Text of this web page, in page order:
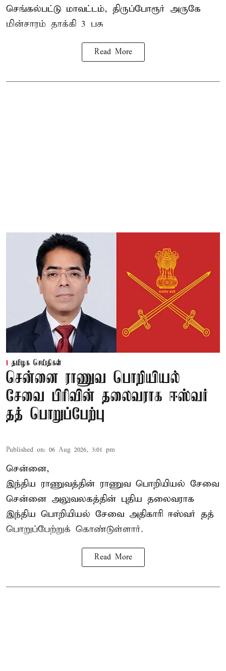
செங்கல்பட்டு மாவட்டம், திருப்போரூர் அருகே
மின்சாரம் தாக்கி 3 பசு
Read More
தமிழக செய்திகள்
சென்னை ராணுவ பொறியியல்
சேவை பிரிவின் தலைவராக ஈஸ்வர்
தத் பொறுப்பேற்பு
Published on: 06 Aug 2026, 3:01 pm
சென்னை,
இந்திய ராணுவத்தின் ராணுவ பொறியியல் சேவை
சென்னை அலுவலகத்தின் புதிய தலைவராக
இந்திய பொறியியல் சேவை அதிகாரி ஈஸ்வர் தத்
பொறுப்பேற்றுக் கொண்டுள்ளார்.
Read More